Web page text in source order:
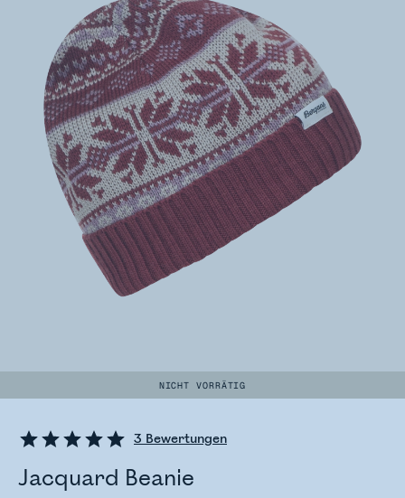
NICHT VORRÄTIG
3 Bewertungen
Jacquard Beanie